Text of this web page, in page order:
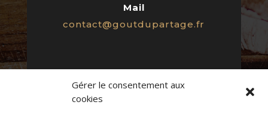
Gérer le consentement aux
cookies
Mail
contact@goutdupartage.fr